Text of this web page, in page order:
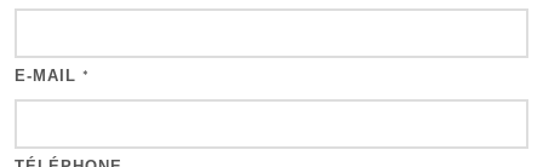
E-MAIL *